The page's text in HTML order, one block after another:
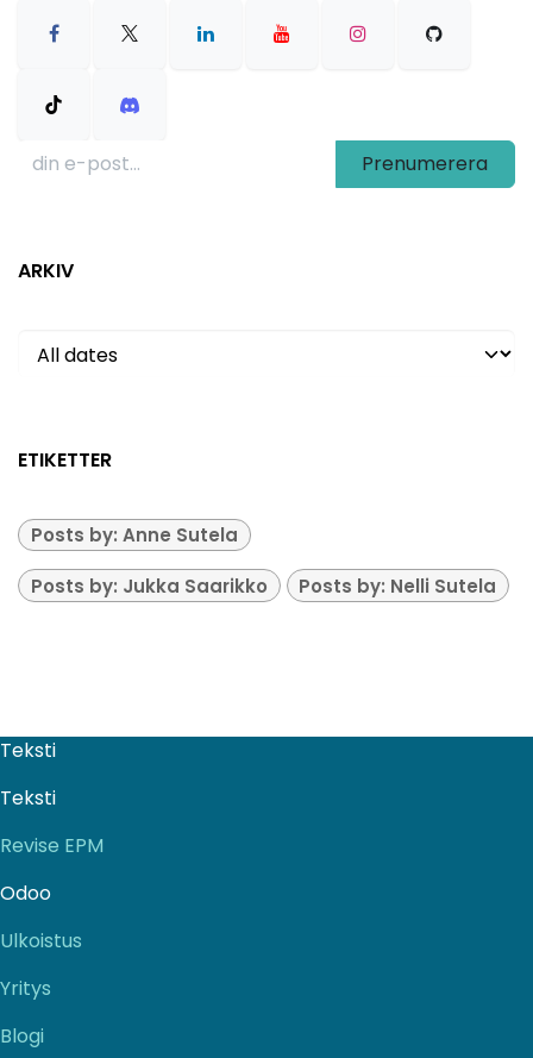
Prenumerera
ARKIV
ETIKETTER
Posts by: Anne Sutela
Posts by: Jukka Saarikko Posts by: Nelli Sutela
Teksti
Teksti
Revise EPM
Odoo
Ulkoistus
Yritys
Blogi